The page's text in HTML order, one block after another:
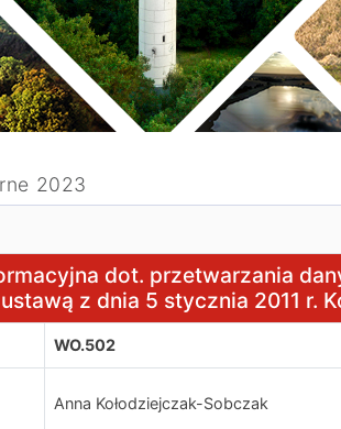
2023
dot. przetwarzania danych
dot. przetwarzania
ustawą z dnia 5 stycznia 2011 r.
WO.502
Anna Kołodziejczak-Sobczak